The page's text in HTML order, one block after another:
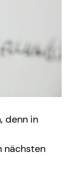
denn in
nächsten